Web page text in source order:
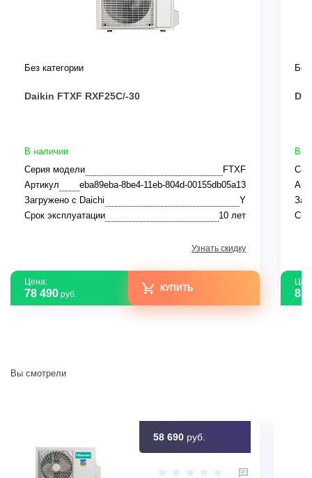
Без категории
Daikin FTXF RXF25C/-30
В наличии
Серия модели
FTXF
Артикул
eba89eba-8be4-11eb-804d-00155db05a13
Загружено с Daichi
Y
Срок эксплуатации
10 лет
Узнать скидку
Цена:
78 490 руб.
КУПИТЬ
Без
В
87
Вы смотрели
58 690 руб.